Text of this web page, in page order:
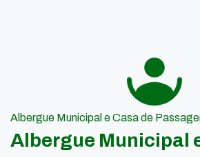
Albergue Municipal e Casa de
Albergue Municipal